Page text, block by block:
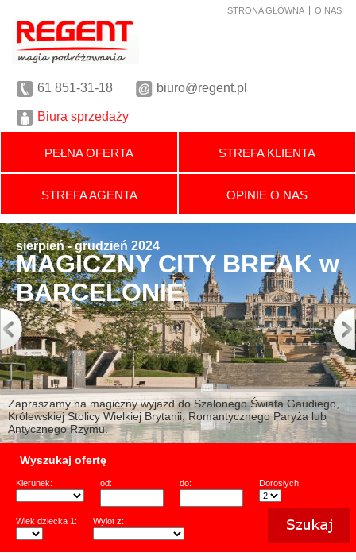
STRONA GŁÓWNA O NAS
61 851-31-18 biuro@regent.pl
Biura sprzedaży
PEŁNA OFERTA STREFA KLIENTA
STREFA AGENTA OPINIE O NAS
sierpień - grudzień 2024
MAGICZNY CITY BREAK w
BARCELONIE
Zapraszamy na magiczny wyjazd do Szalonego Świata Gaudiego,
Królewskiej Stolicy Wielkiej Brytanii, Romantycznego Paryża lub
Antycznego Rzymu.
Wyszukaj ofertę
Kierunek: od: do: Dorosłych:
Wiek dziecka 1: Wylot z: